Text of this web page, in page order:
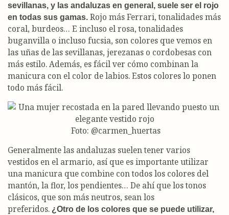
sevillanas, y las andaluzas en general, suele ser el rojo
en todas sus gamas. Rojo más Ferrari, tonalidades más
coral, burdeos… E incluso el rosa, tonalidades
buganvilla o incluso fucsia, son colores que vemos en
las uñas de las sevillanas, jerezanas o cordobesas con
más estilo. Además, es fácil ver cómo combinan la
manicura con el color de labios. Estos colores lo ponen
todo más fácil.
Foto: @carmen_huertas
Generalmente las andaluzas suelen tener varios
vestidos en el armario, así que es importante utilizar
una manicura que combine con todos los colores del
mantón, la flor, los pendientes… De ahí que los tonos
clásicos, que son más neutros, sean los
preferidos. ¿Otro de los colores que se puede utilizar,